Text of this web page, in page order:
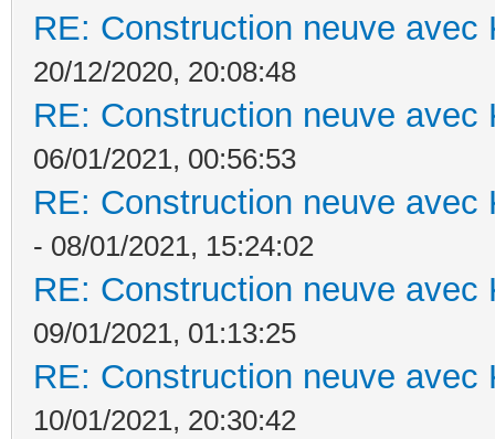
RE: Construction neuve avec
20/12/2020, 20:08:48
RE: Construction neuve avec
06/01/2021, 00:56:53
RE: Construction neuve avec
- 08/01/2021, 15:24:02
RE: Construction neuve avec
09/01/2021, 01:13:25
RE: Construction neuve avec
10/01/2021, 20:30:42